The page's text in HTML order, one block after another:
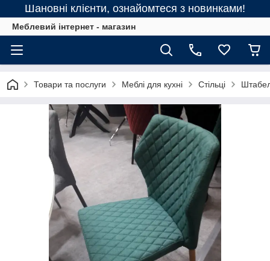
Шановні клієнти, ознайомтеся з новинками!
Меблевий інтернет - магазин
Товари та послуги Меблі для кухні Стільці